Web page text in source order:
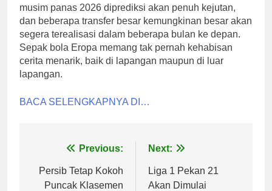
musim panas 2026 diprediksi akan penuh kejutan,
dan beberapa transfer besar kemungkinan besar akan
segera terealisasi dalam beberapa bulan ke depan.
Sepak bola Eropa memang tak pernah kehabisan
cerita menarik, baik di lapangan maupun di luar
lapangan.
BACA SELENGKAPNYA DI…
navigation
Previous:
Persib Tetap Kokoh
Puncak Klasemen
Next:
Liga 1 Pekan 21
Akan Dimulai